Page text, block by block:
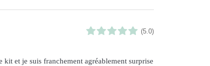
(5.0)
et je suis franchement agréablement surprise